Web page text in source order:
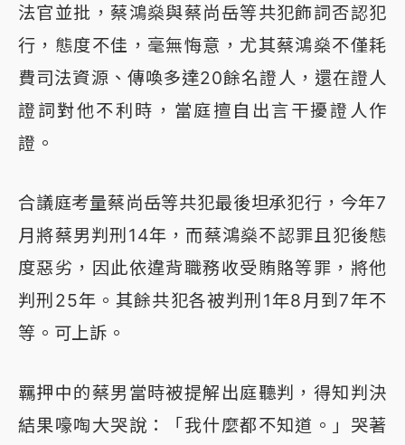
法官並批，蔡鴻燊與蔡尚岳等共犯飾詞否認犯
行，態度不佳，毫無悔意，尤其蔡鴻燊不僅耗
費司法資源、傳喚多達20餘名證人，還在證人
證詞對他不利時，當庭擅自出言干擾證人作
證。
合議庭考量蔡尚岳等共犯最後坦承犯行，今年7
月將蔡男判刑14年，而蔡鴻燊不認罪且犯後態
度惡劣，因此依違背職務收受賄賂等罪，將他
判刑25年。其餘共犯各被判刑1年8月到7年不
等。可上訴。
羈押中的蔡男當時被提解出庭聽判，得知判決
結果嚎啕大哭說：「我什麼都不知道。」哭著